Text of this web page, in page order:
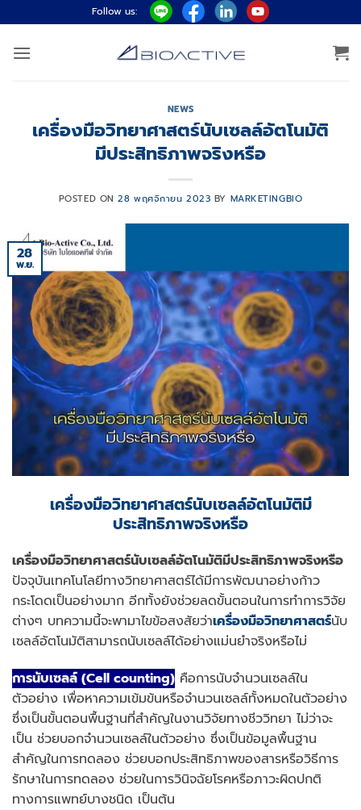
ไป
ยัง
Follow us:
NEWS
เครื่องมือวิทยาศาสตร์นับเซลล์อัตโนมัติ
มีประสิทธิภาพจริงหรือ
POSTED ON28 พฤศจิกายน 2023 BY MARKETINGBIO
28
พ.ย.
เครื่องมือวิทยาศาสตร์นับเซลล์อัตโนมัติมี
ประสิทธิภาพจริงหรือ
เครื่องมือวิทยาศาสตร์นับเซลล์อัตโนมัติมีประสิทธิภาพจริงหรือ
ปัจจุบันเทคโนโลยีทางวิทยาศาสตร์ได้มีการพัฒนาอย่างก้าว
กระโดดเป็นอย่างมาก อีกทั้งยังช่วยลดขั้นตอนในการทำการวิจัย
ต่างๆ บทความนี้จะพามาไขข้อสงสัยว่าเครื่องมือวิทยาศาสตร์นับ
เซลล์อัตโนมัติสามารถนับเซลล์ได้อย่างแม่นยำจริงหรือไม่
การนับเซลล์ (Cell counting) คือการนับจำนวนเซลล์ใน
ตัวอย่าง เพื่อหาความเข้มข้นหรือจำนวนเซลล์ทั้งหมดในตัวอย่าง
ซึ่งเป็นขั้นตอนพื้นฐานที่สำคัญในงานวิจัยทางชีววิทยา ไม่ว่าจะ
เป็น ช่วยบอกจำนวนเซลล์ในตัวอย่าง ซึ่งเป็นข้อมูลพื้นฐาน
สำคัญในการทดลอง ช่วยบอกประสิทธิภาพของสารหรือวิธีการ
รักษาในการทดลอง ช่วยในการวินิจฉัยโรคหรือภาวะผิดปกติ
ทางการแพทย์บางชนิด เป็นต้น